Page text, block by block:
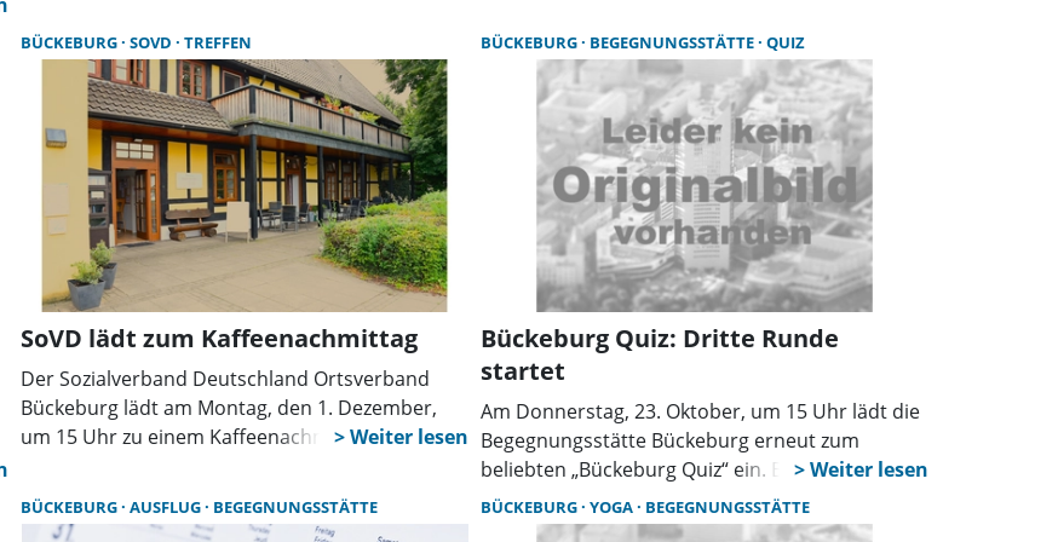
„Auftakt“ präsentiert Jung unterschiedlichste
Motive, die seine künstlerische Entwicklung
widerspiegeln.
bis hin zu Lachyoga reichen.
BÜCKEBURG SOVD TREFFEN
SoVD lädt zum Kaffeenachmittag
Der Sozialverband Deutschland Ortsverband
Bückeburg lädt am Montag, den 1. Dezember,
um 15 Uhr zu einem Kaffeenachmittag in der
BÜCKEBURG BEGEGNUNGSSTÄTTE QUIZ
Bückeburg Quiz: Dritte Runde
startet
Am Donnerstag, 23. Oktober, um 15 Uhr lädt die
Begegnungsstätte Bückeburg erneut zum
beliebten „Bückeburg Quiz“ ein. Bereits zum
dritten Mal moderiert Hans Lindemeier, die
Veranstaltung, die mit neuen Quiz-Fragen und
BÜCKEBURG AUSFLUG BEGEGNUNGSSTÄTTE BÜCKEBURG YOGA BEGEGNUNGSSTÄTTE